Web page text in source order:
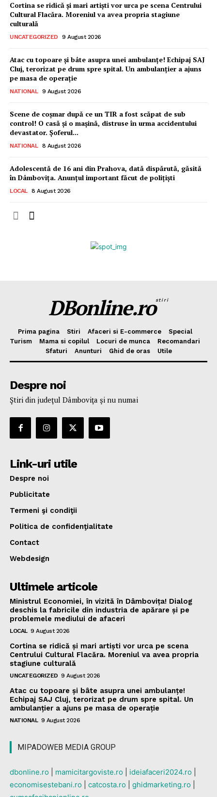
2de 2
Cortina se ridică și mari artiști vor urca pe scena Centrului
Cultural Flacăra. Moreniul va avea propria stagiune
culturală
UNCATEGORIZED 9 August 2026
Atac cu topoare și bâte asupra unei ambulanțe! Echipaj SAJ
Cluj, terorizat pe drum spre spital. Un ambulanțier a ajuns
pe masa de operație
NATIONAL 9 August 2026
Scene de coșmar după ce un TIR a fost scăpat de sub
control! O casă și o mașină, distruse în urma accidentului
devastator. Șoferul...
NATIONAL 8 August 2026
Adolescentă de 16 ani din Prahova, dată dispărută, găsită
în Dâmbovița. Anunțul important făcut de polițiști
LOCAL 8 August 2026
DBonline.rostiri
Prima pagina Stiri Afaceri si E-commerce
Special
Turism
Mama si copilul Locuri de munca
Recomandari
Sfaturi
Anunturi Ghid de oras Utile
Despre noi
Ştiri din judeţul Dâmboviţa şi nu numai
Link-uri utile
Despre noi
Publicitate
Termeni şi condiţii
Politica de confidenţialitate
Contact
Webdesign
Ultimele articole
Ministrul Economiei, în vizită în Dâmbovița! Dialog
deschis la fabricile din industria de apărare și pe
problemele mediului de afaceri
LOCAL 9 August 2026
Cortina se ridică și mari artiști vor urca pe scena
Centrului Cultural Flacăra. Moreniul va avea propria
stagiune culturală
UNCATEGORIZED 9 August 2026
Atac cu topoare și bâte asupra unei ambulanțe!
Echipaj SAJ Cluj, terorizat pe drum spre spital. Un
ambulanțier a ajuns pe masa de operație
NATIONAL 9 August 2026
MIPADOWEB MEDIA GROUP
dbonline.ro mamicitargoviste.ro ideiafaceri2024.ro
economisestebani.ro
catcosta.ro ghidmarketing.ro